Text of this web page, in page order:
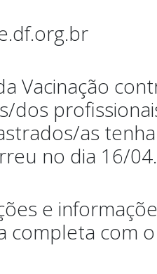
Vacinação
dos
as
no dia 16/04.
e
completa com